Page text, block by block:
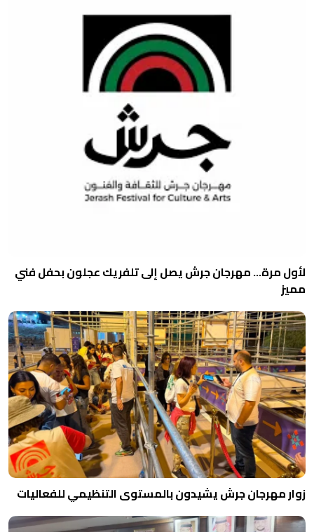
لأول مرة… مهرجان جرش يصل إلى تلفريك عجلون بحفل فني
مميز
زوار مهرجان جرش يشيدون بالمستوى التنظيمي للفعاليات